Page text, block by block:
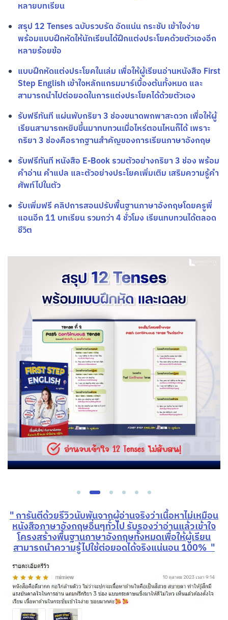
หลายบทเรียน
สรุป 12 Tenses ฉบับรวบรัด อัดแน่น กระชับ เข้าใจง่าย
พร้อมแบบฝึกหัดให้นักเรียนได้ฝึกแต่งประโยคด้วยตัวเองอีก
หลายร้อยข้อ
แบบฝึกหัดแต่งประโยคในเล่ม เพื่อให้ผู้เรียนอ่านหนังสือ First
Step English เข้าใจหลักแกรมมาร์เบื้องต้นทั้งหมด และ
สามารถนำไปต่อยอดในการแต่งประโยคได้ด้วยตัวเอง
รับฟรีทันที แผ่นพับกริยา 3 ช่องขนาดพกพาสะดวก เพื่อให้ผู้
เรียนสามารถหยิบขึ้นมาทบทวนเมื่อไหร่ตอนไหนก็ได้ เพราะ
กริยา 3 ช่องคือรากฐานสำคัญของการเรียนภาษาอังกฤษ
รับฟรีทันที หนังสือ E-Book รวมตัวอย่างกริยา 3 ช่อง พร้อม
คำอ่าน คำแปล และตัวอย่างประโยคเพิ่มเติม เสริมความรู้คำ
ศัพท์ไปในตัว
รับเพิ่มฟรี คลิปการสอนปรับพื้นฐานภาษาอังกฤษโดยครูพี่
แอนอีก 11 บทเรียน รวมกว่า 4 ชั่วโมง เรียนทบทวนได้ตลอด
ชีวิต
" การันตีด้วยรีวิวนับพันจากผู้อ่านจริงว่าเนื้อหาไม่เหมือน
หนังสือภาษาอังกฤษอื่นๆทั่วไป รับรองว่าอ่านแล้วเข้าใจ
โครงสร้างพื้นฐานภาษาอังกฤษทั้งหมดเพื่อให้ผู้เรียน
สามารถนำความรู้ไปใช้ต่อยอดได้จริงแน่นอน 100% "